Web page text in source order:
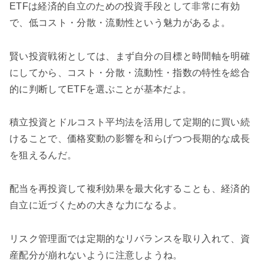
ETFは経済的自立のための投資手段として非常に有効
で、低コスト・分散・流動性という魅力があるよ。
賢い投資戦術としては、まず自分の目標と時間軸を明確
にしてから、コスト・分散・流動性・指数の特性を総合
的に判断してETFを選ぶことが基本だよ。
積立投資とドルコスト平均法を活用して定期的に買い続
けることで、価格変動の影響を和らげつつ長期的な成長
を狙えるんだ。
配当を再投資して複利効果を最大化することも、経済的
自立に近づくための大きな力になるよ。
リスク管理面では定期的なリバランスを取り入れて、資
産配分が崩れないように注意しようね。